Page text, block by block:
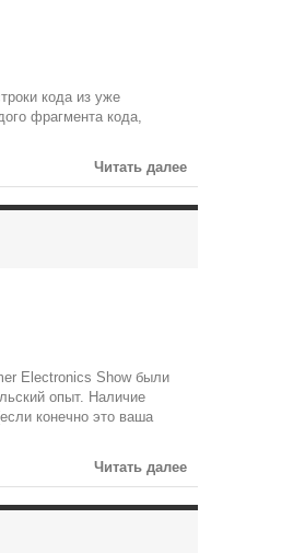
кода из уже
фрагмента кода,
Читать далее
Electronics Show были
опыт. Наличие
конечно это ваша
Читать далее